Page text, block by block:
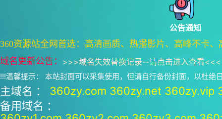
公告通知
360资源站全网首选：高清画质、热播影片、高峰不卡
域名更新公告： >>>域名失效替换记录--请点击进入查看<<<
!!!温馨提示： 本站封面可以采集使用，但请自行备份封面，以杜绝
主域名 ： 360zy.com 360zy.net 360zy.vip
备用域名 ：